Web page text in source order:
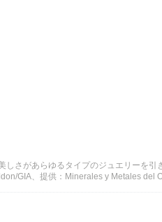
しさがあらゆるタイプのジュエリーを引
GIA、提供：Minerales y Metales del